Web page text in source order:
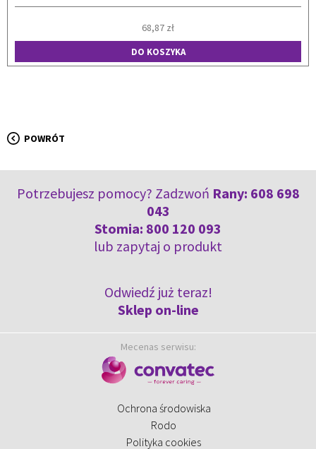
68,87 zł
DO KOSZYKA
POWRÓT
Potrzebujesz pomocy? Zadzwoń Rany: 608 698
043
Stomia: 800 120 093
lub zapytaj o produkt
Odwiedź już teraz!
Sklep on-line
Mecenas serwisu:
Ochrona środowiska
Rodo
Polityka cookies